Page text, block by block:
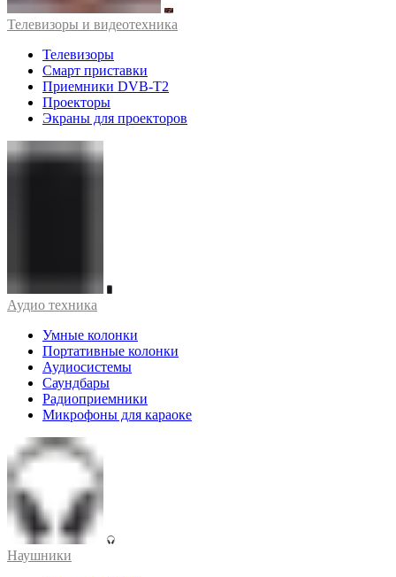
Телевизоры и видеотехника
Телевизоры
Смарт приставки
Приемники DVB-T2
Проекторы
Экраны для проекторов
Аудио техника
Умные колонки
Портативные колонки
Аудиосистемы
Саундбары
Радиоприемники
Микрофоны для караоке
Наушники